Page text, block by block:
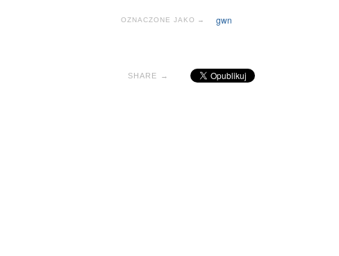
OZNACZONE JAKO → gwn
SHARE →